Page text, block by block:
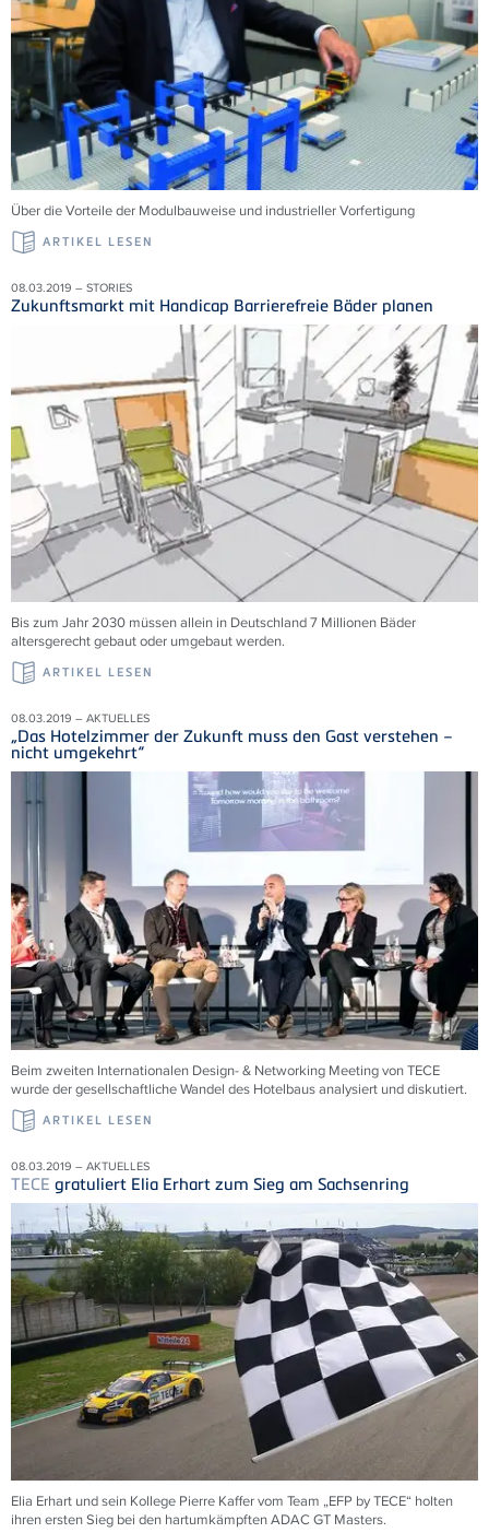
Über die Vorteile der Modulbauweise und industrieller Vorfertigung
ARTIKEL LESEN
08.03.2019 – STORIES
Zukunftsmarkt mit Handicap Barrierefreie Bäder planen
Bis zum Jahr 2030 müssen allein in Deutschland 7 Millionen Bäder
altersgerecht gebaut oder umgebaut werden.
ARTIKEL LESEN
08.03.2019 – AKTUELLES
„Das Hotelzimmer der Zukunft muss den Gast verstehen –
nicht umgekehrt“
Beim zweiten Internationalen Design- & Networking Meeting von TECE
wurde der gesellschaftliche Wandel des Hotelbaus analysiert und diskutiert.
ARTIKEL LESEN
08.03.2019 – AKTUELLES
TECE gratuliert Elia Erhart zum Sieg am Sachsenring
Elia Erhart und sein Kollege Pierre Kaffer vom Team „EFP by TECE“ holten
ihren ersten Sieg bei den hartumkämpften ADAC GT Masters.